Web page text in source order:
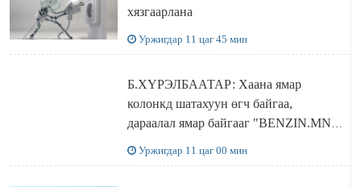
хязгаарлана
Уржигдар 11 цаг 45 мин
Б.ХҮРЭЛБААТАР: Хаана ямар
колонкд шатахуун өгч байгаа,
дараалал ямар байгааг "BENZIN.MN”
Уржигдар 11 цаг 00 мин